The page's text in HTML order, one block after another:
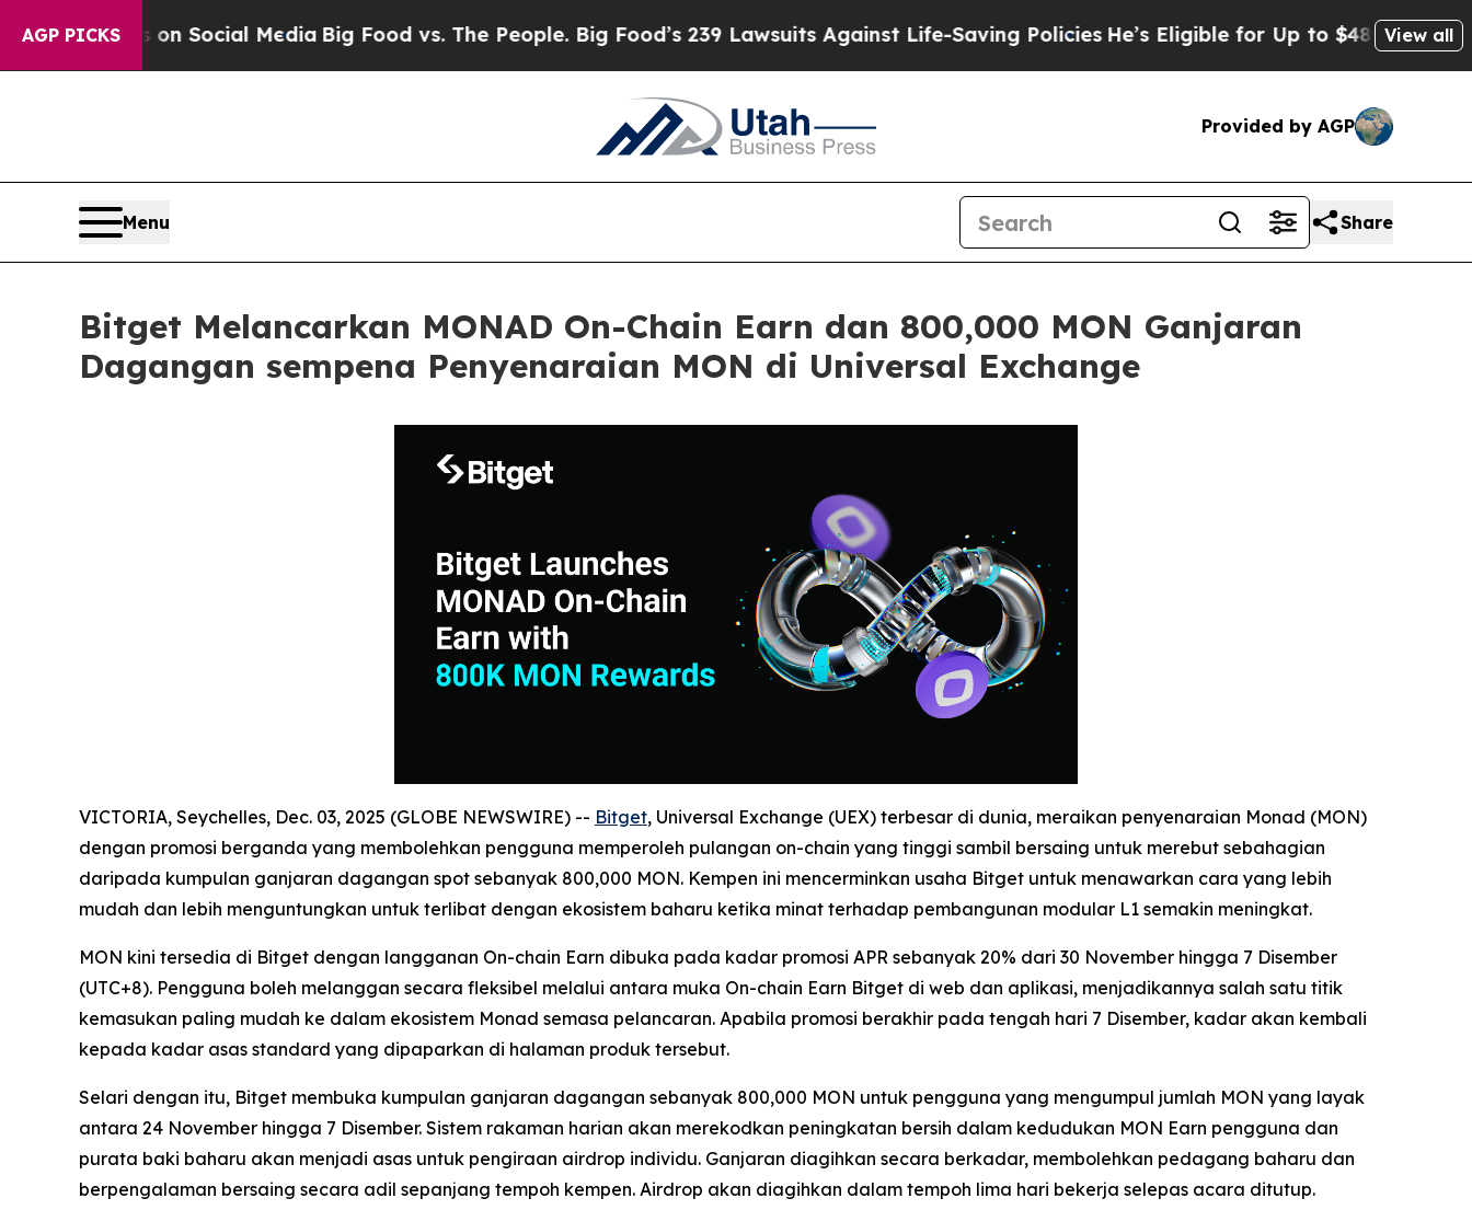
AGP PICKS
on Social MediaBig Food vs. The People. Big Food’s 239 Lawsuits Against Life-Saving PoliciesHe’s Eligible for Up to $480,000 After Being
View all
Provided by AGP
Menu Share
Bitget Melancarkan MONAD On-Chain Earn dan 800,000 MON Ganjaran
Dagangan sempena Penyenaraian MON di Universal Exchange
VICTORIA, Seychelles, Dec. 03, 2025 (GLOBE NEWSWIRE) -- Bitget, Universal Exchange (UEX) terbesar di dunia, meraikan penyenaraian Monad (MON)
dengan promosi berganda yang membolehkan pengguna memperoleh pulangan on-chain yang tinggi sambil bersaing untuk merebut sebahagian
daripada kumpulan ganjaran dagangan spot sebanyak 800,000 MON. Kempen ini mencerminkan usaha Bitget untuk menawarkan cara yang lebih
mudah dan lebih menguntungkan untuk terlibat dengan ekosistem baharu ketika minat terhadap pembangunan modular L1 semakin meningkat.
MON kini tersedia di Bitget dengan langganan On-chain Earn dibuka pada kadar promosi APR sebanyak 20% dari 30 November hingga 7 Disember
(UTC+8). Pengguna boleh melanggan secara fleksibel melalui antara muka On-chain Earn Bitget di web dan aplikasi, menjadikannya salah satu titik
kemasukan paling mudah ke dalam ekosistem Monad semasa pelancaran. Apabila promosi berakhir pada tengah hari 7 Disember, kadar akan kembali
kepada kadar asas standard yang dipaparkan di halaman produk tersebut.
Selari dengan itu, Bitget membuka kumpulan ganjaran dagangan sebanyak 800,000 MON untuk pengguna yang mengumpul jumlah MON yang layak
antara 24 November hingga 7 Disember. Sistem rakaman harian akan merekodkan peningkatan bersih dalam kedudukan MON Earn pengguna dan
purata baki baharu akan menjadi asas untuk pengiraan airdrop individu. Ganjaran diagihkan secara berkadar, membolehkan pedagang baharu dan
berpengalaman bersaing secara adil sepanjang tempoh kempen. Airdrop akan diagihkan dalam tempoh lima hari bekerja selepas acara ditutup.